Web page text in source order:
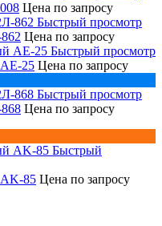
Цена по запросу
Быстрый просмотр
Цена по запросу
Быстрый просмотр
25 Цена по запросу
Быстрый просмотр
Цена по запросу
Быстрый
85 Цена по запросу